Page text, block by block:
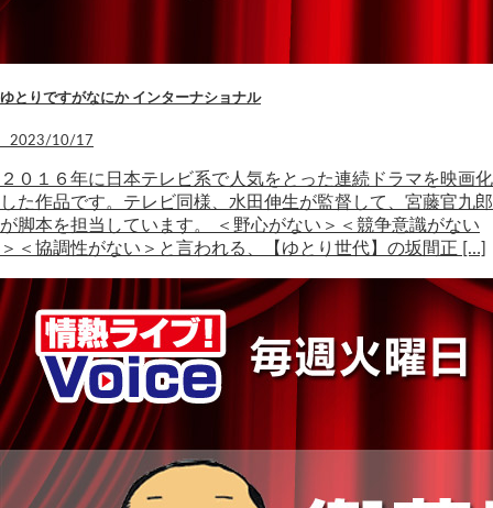
ゆとりですがなにか インターナショナル
2023/10/17
２０１６年に日本テレビ系で人気をとった連続ドラマを映画化
した作品です。テレビ同様、水田伸生が監督して、宮藤官九郎
が脚本を担当しています。 ＜野心がない＞＜競争意識がない
＞＜協調性がない＞と言われる、【ゆとり世代】の坂間正 […]